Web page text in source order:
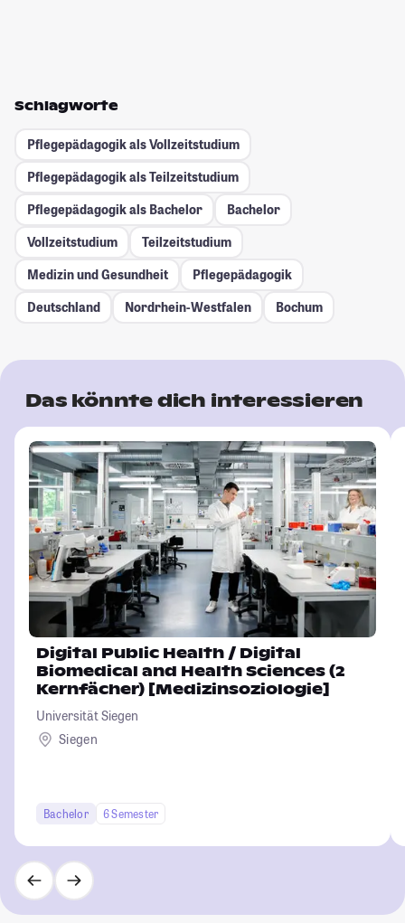
Schlagworte
Pflegepädagogik als Vollzeitstudium
Pflegepädagogik als Teilzeitstudium
Pflegepädagogik als Bachelor
Bachelor
Vollzeitstudium
Teilzeitstudium
Medizin und Gesundheit
Pflegepädagogik
Deutschland
Nordrhein-Westfalen Bochum
Das könnte dich interessieren
Digital Public Health / Digital
Biomedical and Health Sciences (2
Kernfächer) [Medizinsoziologie]
Universität Siegen
Siegen
Bachelor 6 Semester